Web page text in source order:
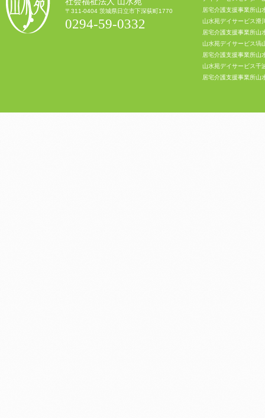
〒311-0404 茨城県日立市下深荻町1770
0294-59-0332
居宅介護支援事業所山
山水苑デイサービス滑
居宅介護支援事業所山
山水苑デイサービス塙
居宅介護支援事業所山
山水苑デイサービス千
居宅介護支援事業所山